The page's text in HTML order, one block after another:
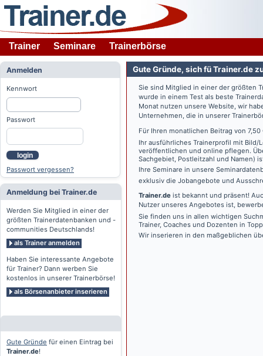
Trainer Seminare Trainerbörse
Anmelden
Kennwort
Passwort
login
Passwort vergessen?
Anmeldung bei Trainer.de
Werden Sie Mitglied in einer der
größten Trainerdatenbanken und -
communities Deutschlands!
als Trainer anmelden
Haben Sie interessante Angebote
für Trainer? Dann werben Sie
kostenlos in unserer Trainerbörse!
als Börsenanbieter inserieren
Gute Gründe für einen Eintrag bei
Trainer.de!
Gute Gründe, sich fü Trainer.de
Sie sind Mitglied in einer der größten
wurde in einem Test als beste
Monat nutzen unsere Website, wir
Unternehmen, die in unserer
Für Ihren monatlichen Beitrag von
Ihr ausführliches Trainerprofil mit
veröffentlichen und online pflegen.
Sachgebiet, Postleitzahl und Namen)
Ihre Seminare in unsere
exklusiv die Jobangebote und
Trainer.de ist bekannt und präsent!
Nutzer unseres Angebotes ist,
Sie finden uns in allen wichtigen
Trainer, Coaches und Dozenten in
Wir inserieren in den maßgeblichen